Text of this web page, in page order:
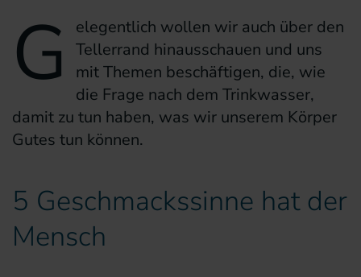
G
elegentlich wollen wir auch über den
Tellerrand hinausschauen und uns
mit Themen beschäftigen, die, wie
die Frage nach dem Trinkwasser,
damit zu tun haben, was wir unserem Körper
Gutes tun können.
5 Geschmackssinne hat der
Mensch